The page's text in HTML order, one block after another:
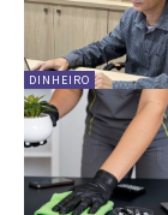
DINHEIRO